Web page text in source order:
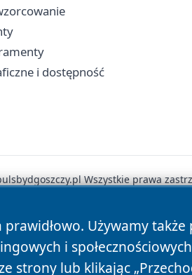
i dostępność
prawidłowo. Używamy
i
strony lub klikając
Wszystkie prawa
Polityka Prywatności Polityka